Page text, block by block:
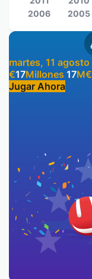
martes, 11 agosto
€17Millones 17M€
Jugar Ahora
2006
2005